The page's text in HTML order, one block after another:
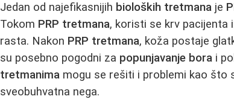
Jedan od najefikasnijih bioloških tretmana je
Tokom PRP tretmana, koristi se krv pacijenta
rasta. Nakon PRP tretmana, koža postaje
su posebno pogodni za popunjavanje bora i
tretmanima mogu se rešiti i problemi kao što
sveobuhvatna nega.